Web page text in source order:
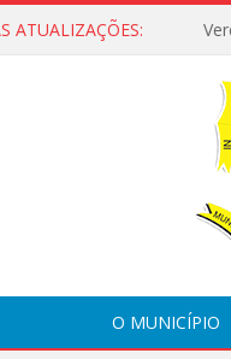
ATUALIZAÇÕES:
O MUNICÍPIO